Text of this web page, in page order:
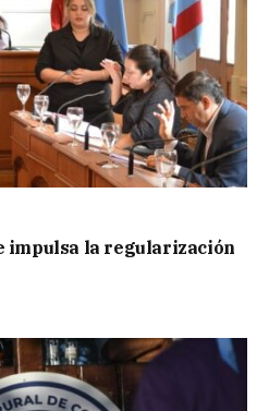
impulsa la regularización